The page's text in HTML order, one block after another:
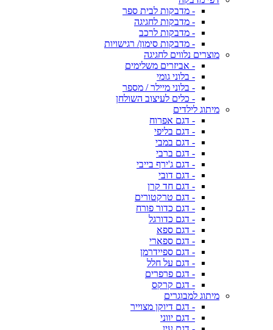
- מדבקות לבית ספר
- מדבקות לחגיגה
- מדבקות לרכב
- מדבקות סימון/ רגישויות
מוצרים נלווים לחגיגה
- אביזרים משלימים
- בלוני גומי
- בלוני מיילר / מספר
- כלים לעיצוב השולחן
מיתוג לילדים
- דגם אפרוח
- דגם בליפי
- דגם במבי
- דגם ברבי
- דגם ג'ירף בייבי
- דגם דובי
- דגם חד קרן
- דגם טרקטורים
- דגם כדור פורח
- דגם כדורגל
- דגם ספא
- דגם ספארי
- דגם ספיידרמן
- דגם על חלל
- דגם פרפרים
- דגם קרקס
מיתוג למבוגרים
- דגם דיוקן מצוייר
- דגם יווני